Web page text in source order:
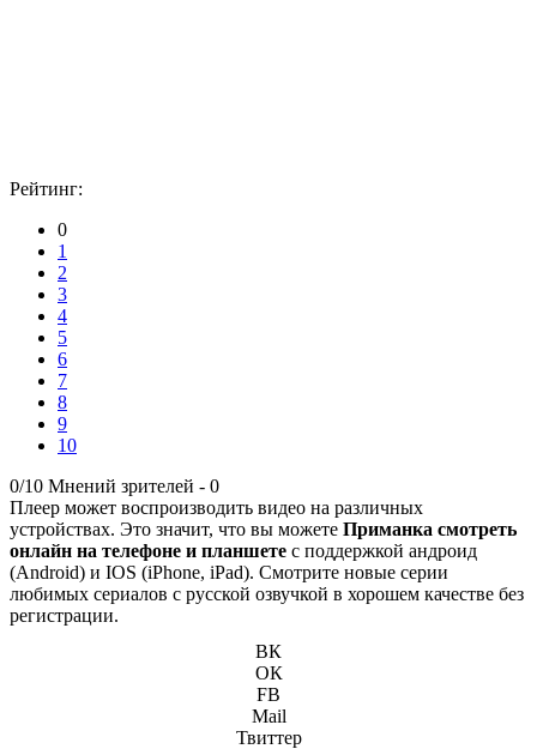
Рейтинг:
0
1
2
3
4
5
6
7
8
9
10
0/10 Мнений зрителей - 0
Плеер может воспроизводить видео на различных
устройствах. Это значит, что вы можете Приманка смотреть
онлайн на телефоне и планшете с поддержкой андроид
(Android) и IOS (iPhone, iPad). Смотрите новые серии
любимых сериалов с русской озвучкой в хорошем качестве без
регистрации.
ВК
ОК
FB
Mail
Твиттер